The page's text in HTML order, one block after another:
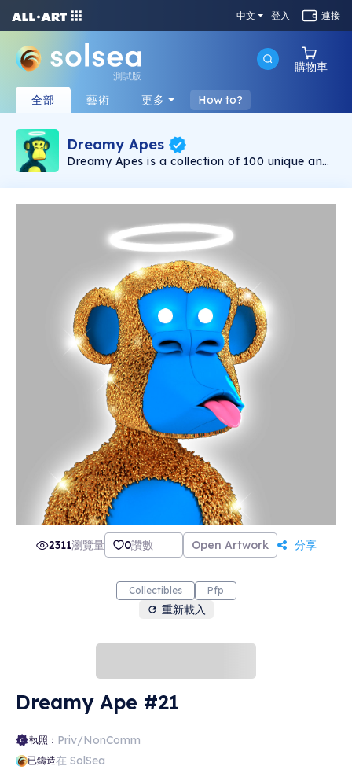
中文 登入 連接
測試版
購物車
全部 藝術 更多 How to?
Dreamy Apes
Dreamy Apes is a collection of 100 unique and
living on the Solana blockchain. (Total supply:
2311瀏覽量 0讚數 Open Artwork 分享
Collectibles Pfp
重新載入
Dreamy Ape #21
執照： Priv/NonComm
已鑄造在 SolSea